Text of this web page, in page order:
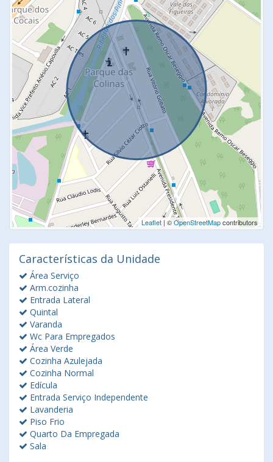
Leaflet | ©OpenStreetMapcontributors
Características da Unidade
Área Serviço
Arm.cozinha
Entrada Lateral
Quintal
Varanda
Wc Para Empregados
Área Verde
Cozinha Azulejada
Cozinha Normal
Edícula
Entrada Serviço Independente
Lavanderia
Piso Frio
Quarto Da Empregada
Sala